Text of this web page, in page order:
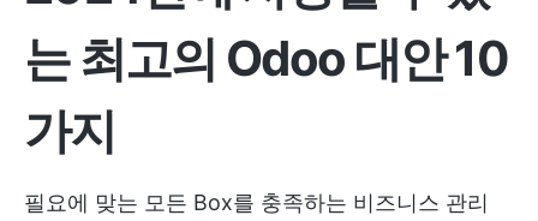
는 최고의 Odoo 대안 10
가지
필요에 맞는 모든 Box를 충족하는 비즈니스 관리